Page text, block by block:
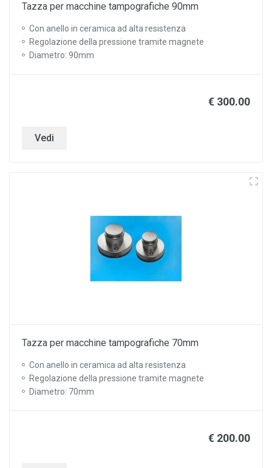
Tazza per macchine tampografiche 90mm
Con anello in ceramica ad alta resistenza
Regolazione della pressione tramite magnete
Diametro: 90mm
€ 300.00
Vedi
Tazza per macchine tampografiche 70mm
Con anello in ceramica ad alta resistenza
Regolazione della pressione tramite magnete
Diametro: 70mm
€ 200.00